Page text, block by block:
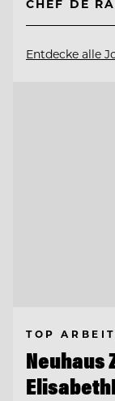
CHEF DE
Entdecke alle
TOP
Neuhaus